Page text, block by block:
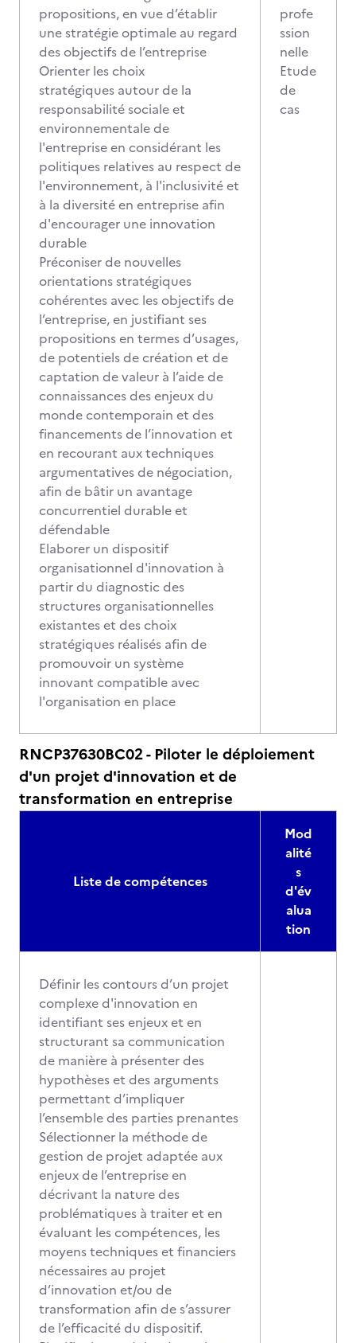
propositions, en vue d’établir
une stratégie optimale au regard
des objectifs de l’entreprise
Orienter les choix
stratégiques autour de la
responsabilité sociale et
environnementale de
l'entreprise en considérant les
politiques relatives au respect de
l'environnement, à l'inclusivité et
à la diversité en entreprise afin
d'encourager une innovation
durable
Préconiser de nouvelles
orientations stratégiques
cohérentes avec les objectifs de
l’entreprise, en justifiant ses
propositions en termes d’usages,
de potentiels de création et de
captation de valeur à l’aide de
connaissances des enjeux du
monde contemporain et des
financements de l’innovation et
en recourant aux techniques
argumentatives de négociation,
afin de bâtir un avantage
concurrentiel durable et
défendable
Elaborer un dispositif
organisationnel d'innovation à
partir du diagnostic des
structures organisationnelles
existantes et des choix
stratégiques réalisés afin de
promouvoir un système
innovant compatible avec
l'organisation en place
profe
ssion
nelle
Etude
de
cas
RNCP37630BC02 - Piloter le déploiement
d'un projet d'innovation et de
transformation en entreprise
Liste de compétences
Mod
alité
s
d'év
alua
tion
Définir les contours d’un projet
complexe d'innovation en
identifiant ses enjeux et en
structurant sa communication
de manière à présenter des
hypothèses et des arguments
permettant d’impliquer
l’ensemble des parties prenantes
Sélectionner la méthode de
gestion de projet adaptée aux
enjeux de l’entreprise en
décrivant la nature des
problématiques à traiter et en
évaluant les compétences, les
moyens techniques et financiers
nécessaires au projet
d’innovation et/ou de
transformation afin de s’assurer
de l’efficacité du dispositif.